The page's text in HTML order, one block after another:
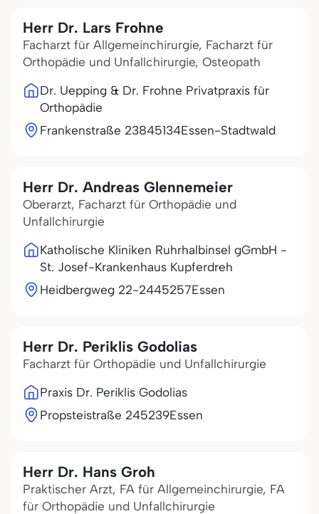
Herr Dr. Lars Frohne
Facharzt für Allgemeinchirurgie, Facharzt für
Orthopädie und Unfallchirurgie, Osteopath
Dr. Uepping & Dr. Frohne Privatpraxis für
Orthopädie
Frankenstraße 23845134Essen-Stadtwald
Herr Dr. Andreas Glennemeier
Oberarzt, Facharzt für Orthopädie und
Unfallchirurgie
Katholische Kliniken Ruhrhalbinsel gGmbH -
St. Josef-Krankenhaus Kupferdreh
Heidbergweg 22-2445257Essen
Herr Dr. Periklis Godolias
Facharzt für Orthopädie und Unfallchirurgie
Praxis Dr. Periklis Godolias
Propsteistraße 245239Essen
Herr Dr. Hans Groh
Praktischer Arzt, FA für Allgemeinchirurgie, FA
für Orthopädie und Unfallchirurgie